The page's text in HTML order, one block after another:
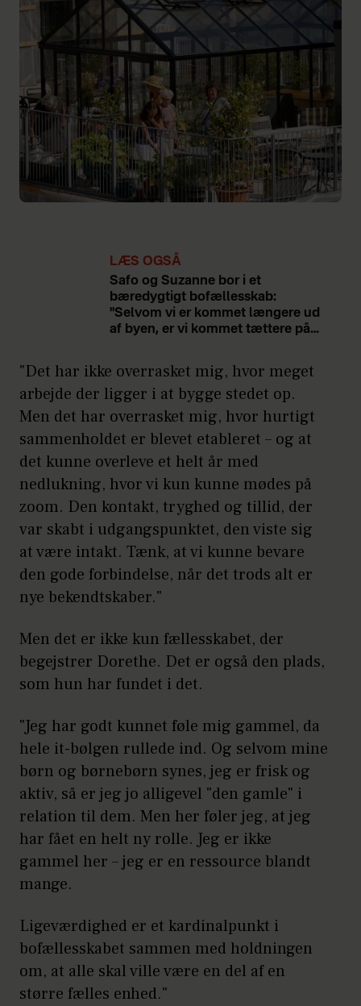
LÆS OGSÅ
Safo og Suzanne bor i et
bæredygtigt bofællesskab:
"Selvom vi er kommet længere ud
af byen, er vi kommet tættere på
"Det har ikke overrasket mig, hvor meget
arbejde der ligger i at bygge stedet op.
Men det har overrasket mig, hvor hurtigt
sammenholdet er blevet etableret – og at
det kunne overleve et helt år med
nedlukning, hvor vi kun kunne mødes på
zoom. Den kontakt, tryghed og tillid, der
var skabt i udgangspunktet, den viste sig
at være intakt. Tænk, at vi kunne bevare
den gode forbindelse, når det trods alt er
nye bekendtskaber."
Men det er ikke kun fællesskabet, der
begejstrer Dorethe. Det er også den plads,
som hun har fundet i det.
"Jeg har godt kunnet føle mig gammel, da
hele it-bølgen rullede ind. Og selvom mine
børn og børnebørn synes, jeg er frisk og
aktiv, så er jeg jo alligevel "den gamle" i
relation til dem. Men her føler jeg, at jeg
har fået en helt ny rolle. Jeg er ikke
gammel her – jeg er en ressource blandt
mange.
Ligeværdighed er et kardinalpunkt i
bofællesskabet sammen med holdningen
om, at alle skal ville være en del af en
større fælles enhed."